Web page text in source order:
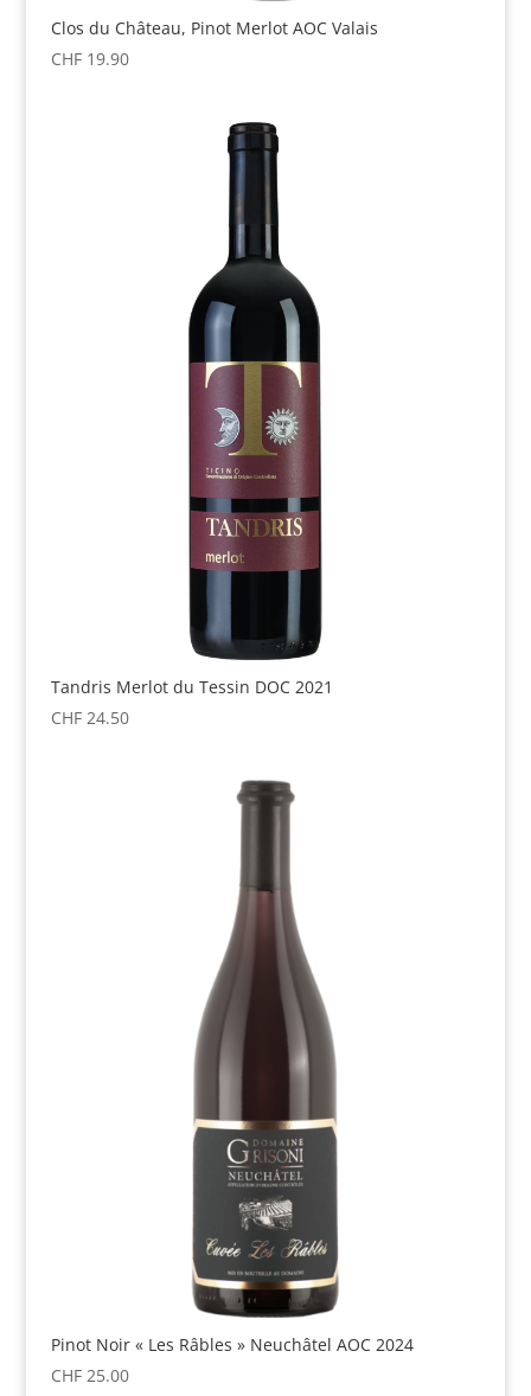
Clos du Château, Pinot Merlot AOC Valais
CHF19.90
Tandris Merlot du Tessin DOC 2021
CHF24.50
Pinot Noir « Les Râbles » Neuchâtel AOC 2024
CHF25.00